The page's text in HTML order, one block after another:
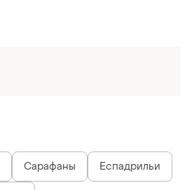
Сарафаны Еспадрильи